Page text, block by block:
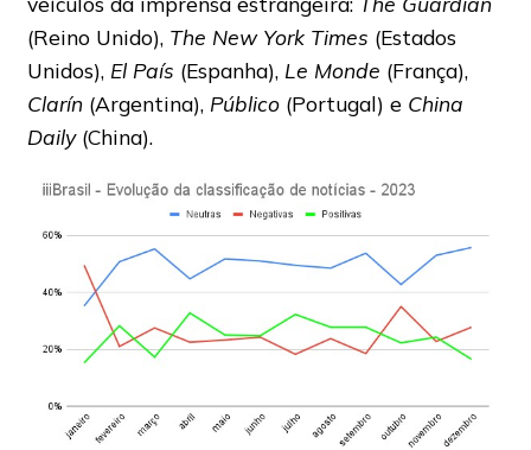
(Reino Unido), The New York Times (Estados
Unidos), El País (Espanha), Le Monde (França),
Clarín(Argentina), Público(Portugal) e China
Daily(China).